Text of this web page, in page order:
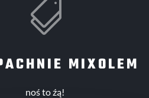

MIXOLEM
noś to źą!